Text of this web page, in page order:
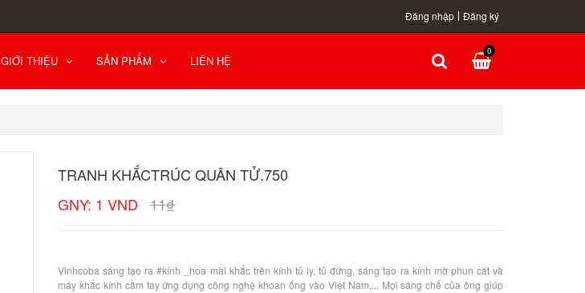
Đăng nhập Đăng ký
GIỚI THIỆU SẢN PHẨM LIÊN HỆ
0
TRANH KHẮCTRÚC QUÂN TỬ.750
GNY: 1 VND
11₫
Vinhcoba sáng tạo ra #kính _hoa mài khắc trên kính tủ ly, tủ đứng, sáng tạo ra kính mờ phun cát và
máy khắc kính cầm tay ứng dụng công nghệ khoan ống vào Việt Nam,... Mọi sáng chế của ông giúp